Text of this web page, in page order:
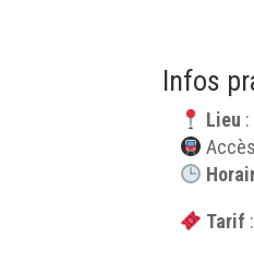
Infos
Lieu
Tarif